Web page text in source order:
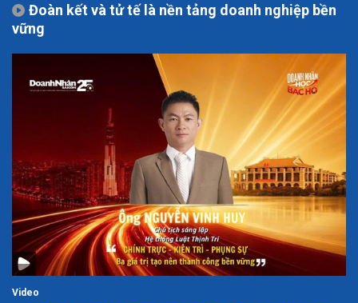
Đoàn kết và tử tế là nền tảng doanh nghiệp bền
vững
Video